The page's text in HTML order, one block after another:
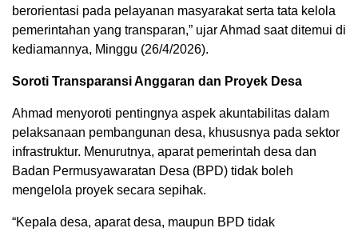
berorientasi pada pelayanan masyarakat serta tata kelola
pemerintahan yang transparan,” ujar Ahmad saat ditemui di
kediamannya, Minggu (26/4/2026).
Soroti Transparansi Anggaran dan Proyek Desa
Ahmad menyoroti pentingnya aspek akuntabilitas dalam
pelaksanaan pembangunan desa, khususnya pada sektor
infrastruktur. Menurutnya, aparat pemerintah desa dan
Badan Permusyawaratan Desa (BPD) tidak boleh
mengelola proyek secara sepihak.
“Kepala desa, aparat desa, maupun BPD tidak